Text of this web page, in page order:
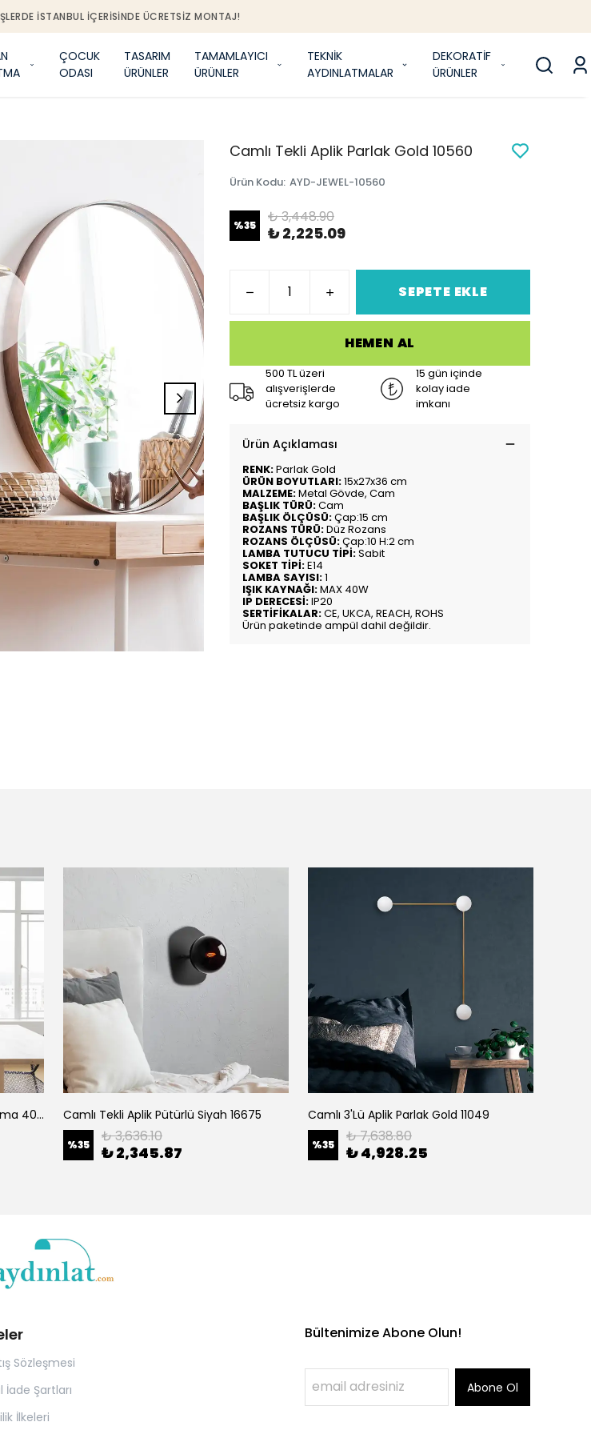
İSTANBUL IÇERISINDE ÜCRETSIZ MONTAJ!
ÇOCUK
ODASI
TASARIM
ÜRÜNLER
TAMAMLAYICI
ÜRÜNLER
TEKNİK
AYDINLATMALAR
DEKORATİF
ÜRÜNLER
Camlı Tekli Aplik Parlak Gold 10560
Ürün Kodu: AYD-JEWEL-10560
%35 ₺ 3,448.90
₺ 2,225.09
SEPETE EKLE
HEMEN AL
500 TL üzeri
alışverişlerde
ücretsiz kargo
15 gün içinde
kolay iade
imkanı
Ürün Açıklaması
RENK:Parlak Gold
ÜRÜN BOYUTLARI:15x27x36 cm
MALZEME:Metal Gövde, Cam
BAŞLIK TÜRÜ:Cam
BAŞLIK ÖLÇÜSÜ:Çap:15 cm
ROZANS TÜRÜ:Düz Rozans
ROZANS ÖLÇÜSÜ:Çap:10 H:2 cm
LAMBA TUTUCU TİPİ:Sabit
SOKET TİPİ:E14
LAMBA SAYISI:1
IŞIK KAYNAĞI:MAX 40W
IP DERECESİ:IP20
SERTİFİKALAR:CE, UKCA, REACH, ROHS
Ürün paketinde ampül dahil değildir.
Camlı 3'Lü Sıralı Sarkıt Bakır Kaplama 405-2 Camlı Tekli Aplik Pütürlü Siyah 16675
%35 ₺ 3,636.10
₺ 2,345.87
Camlı 3'Lü Aplik Parlak Gold 11049
%35 ₺ 7,638.80
₺ 4,928.25
Sözleşmesi
Şartları
İlkeleri
Bültenimize Abone Olun!
Abone Ol